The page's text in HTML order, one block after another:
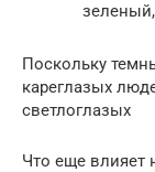
Поскольку
кареглазых
светлоглазых
Что еще влияет